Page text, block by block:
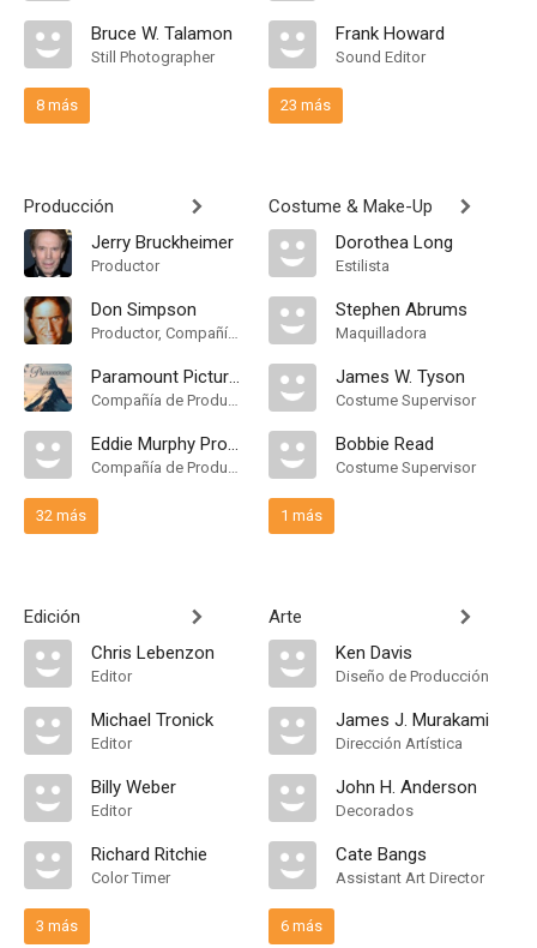
Bruce W. Talamon
Still Photographer
8 más
Producción
Jerry Bruckheimer
Productor
Don Simpson
Productor, Compañía de Produccion
Paramount Pictures
Compañía de Produccion
Eddie Murphy Productions
Compañía de Produccion
32 más
Edición
Chris Lebenzon
Editor
Michael Tronick
Editor
Billy Weber
Editor
Richard Ritchie
Color Timer
3 más
Frank Howard
Sound Editor
23 más
Costume & Make-Up
Dorothea Long
Estilista
Stephen Abrums
Maquilladora
James W. Tyson
Costume Supervisor
Bobbie Read
Costume Supervisor
1 más
Arte
Ken Davis
Diseño de Producción
James J. Murakami
Dirección Artística
John H. Anderson
Decorados
Cate Bangs
Assistant Art Director
6 más